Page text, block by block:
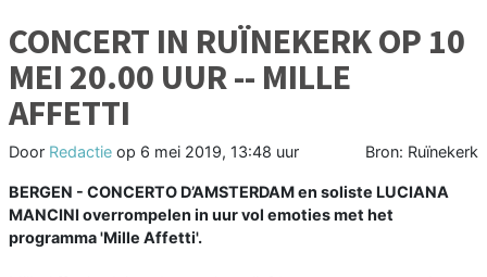
CONCERT IN RUÏNEKERK OP 10
MEI 20.00 UUR -- MILLE
AFFETTI
Door Redactie op 6 mei 2019, 13:48 uur Bron: Ruïnekerk
BERGEN - CONCERTO D’AMSTERDAM en soliste LUCIANA
MANCINI overrompelen in uur vol emoties met het
programma 'Mille Affetti'.